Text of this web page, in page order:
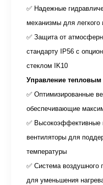
✅ Надежные
механизмы для легкого
✅ Защита от
стандарту IP56 с
стеклом IK10
Управление
✅ Оптимизированные
обеспечивающие
✅ Высокоэффективные
вентиляторы для
температуры
✅ Система воздушного
для уменьшения